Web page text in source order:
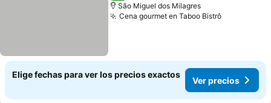
São Miguel dos Milagres
Cena gourmet en Taboo Bistrô
Elige fechas para ver los precios exactos
Ver precios